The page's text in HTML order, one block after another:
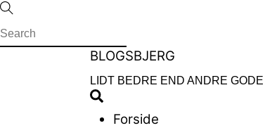
Skip
to
content
Menu
BLOGSBJERG
LIDT BEDRE END ANDRE
Search
Forside